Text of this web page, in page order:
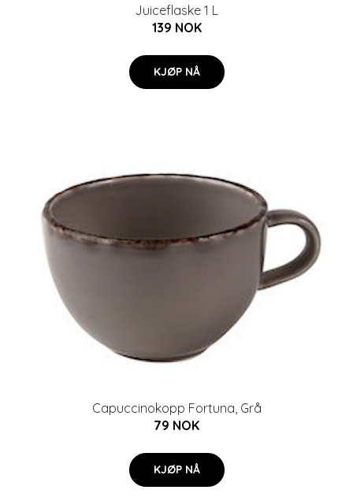
Juiceflaske 1 L
139 NOK
KJØP NÅ
Capuccinokopp Fortuna, Grå
79 NOK
KJØP NÅ